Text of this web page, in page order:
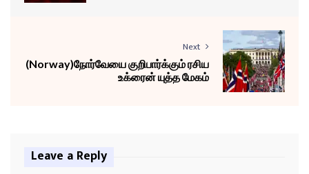
Next
(Norway)நோர்வேயை குறிபார்க்கும் ரசிய
உக்ரைன் யுத்த மேகம்
Leave a Reply